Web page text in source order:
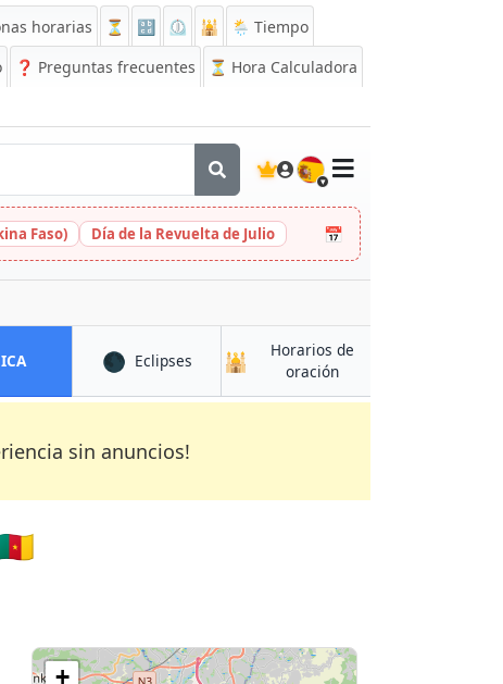
horarias ⏳ 🔡 ⏲️ 🕌
🌦️ Tiempo
❓ Preguntas frecuentes
⏳ Hora Calculadora
🇪🇸
Faso) Día de la Revuelta de Julio 📅
ICAen Mbalmayo
🌑 Eclipsesen Mbalmayo
🕌
Horarios de
oraciónen Mbalmayo
sin anuncios!
+